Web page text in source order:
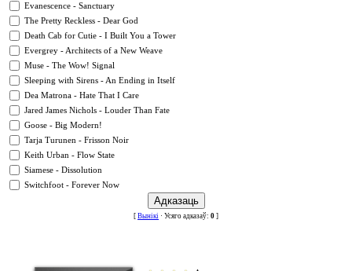
Evanescence - Sanctuary
The Pretty Reckless - Dear God
Death Cab for Cutie - I Built You a Tower
Evergrey - Architects of a New Weave
Muse - The Wow! Signal
Sleeping with Sirens - An Ending in Itself
Dea Matrona - Hate That I Care
Jared James Nichols - Louder Than Fate
Goose - Big Modern!
Tarja Turunen - Frisson Noir
Keith Urban - Flow State
Siamese - Dissolution
Switchfoot - Forever Now
[ Вынікі · Усяго адказаў: 0 ]